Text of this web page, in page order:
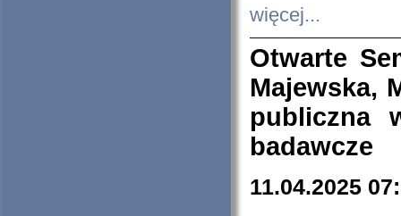
więcej...
Otwarte
Majewska,
publiczna
badawcze
11.04.2025